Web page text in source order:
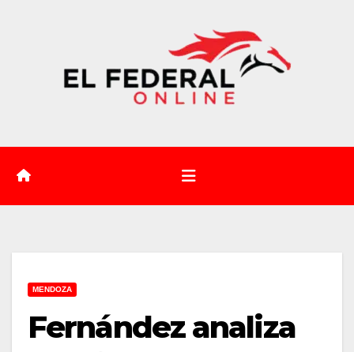
MENDOZA
Fernández analiza